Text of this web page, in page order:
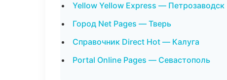
Yellow Yellow Express — Петрозаводск
Город Net Pages — Тверь
Справочник Direct Hot — Калуга
Portal Online Pages — Севастополь